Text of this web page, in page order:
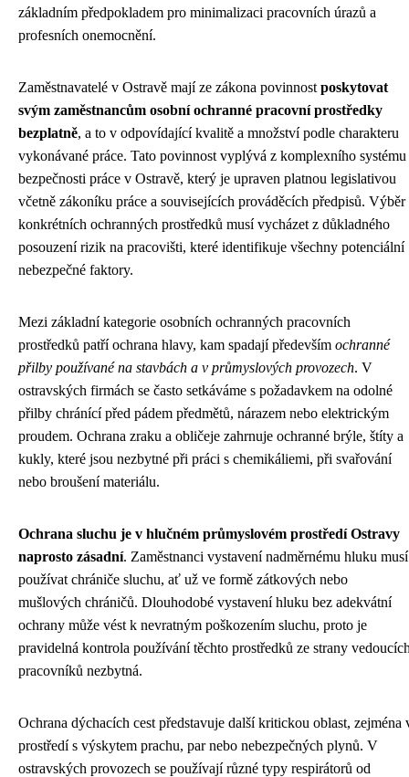
základním předpokladem pro minimalizaci pracovních úrazů a
profesních onemocnění.
Zaměstnavatelé v Ostravě mají ze zákona povinnost poskytovat
svým zaměstnancům osobní ochranné pracovní prostředky
bezplatně, a to v odpovídající kvalitě a množství podle charakteru
vykonávané práce. Tato povinnost vyplývá z komplexního systému
bezpečnosti práce v Ostravě, který je upraven platnou legislativou
včetně zákoníku práce a souvisejících prováděcích předpisů. Výběr
konkrétních ochranných prostředků musí vycházet z důkladného
posouzení rizik na pracovišti, které identifikuje všechny potenciální
nebezpečné faktory.
Mezi základní kategorie osobních ochranných pracovních
prostředků patří ochrana hlavy, kam spadají především ochranné
přilby používané na stavbách a v průmyslových provozech. V
ostravských firmách se často setkáváme s požadavkem na odolné
přilby chránící před pádem předmětů, nárazem nebo elektrickým
proudem. Ochrana zraku a obličeje zahrnuje ochranné brýle, štíty a
kukly, které jsou nezbytné při práci s chemikáliemi, při svařování
nebo broušení materiálu.
Ochrana sluchu je v hlučném průmyslovém prostředí Ostravy
naprosto zásadní. Zaměstnanci vystavení nadměrnému hluku musí
používat chrániče sluchu, ať už ve formě zátkových nebo
mušlových chráničů. Dlouhodobé vystavení hluku bez adekvátní
ochrany může vést k nevratným poškozením sluchu, proto je
pravidelná kontrola používání těchto prostředků ze strany
pracovníků nezbytná.
Ochrana dýchacích cest představuje další kritickou oblast, zejména
prostředí s výskytem prachu, par nebo nebezpečných plynů. V
ostravských provozech se používají různé typy respirátorů od